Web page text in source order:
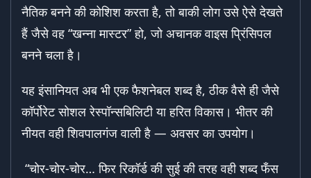
नैतिक बनने की कोशिश करता है, तो बाकी लोग उसे ऐसे देखते
हैं जैसे वह “खन्ना मास्टर” हो, जो अचानक वाइस प्रिंसिपल
बनने चला है।
यह इंसानियत अब भी एक फैशनेबल शब्द है, ठीक वैसे ही जैसे
कॉर्पोरेट सोशल रेस्पॉन्सबिलिटी या हरित विकास। भीतर की
नीयत वही शिवपालगंज वाली है — अवसर का उपयोग।
“चोर-चोर-चोर… फिर रिकॉर्ड की सुई की तरह वही शब्द फँस